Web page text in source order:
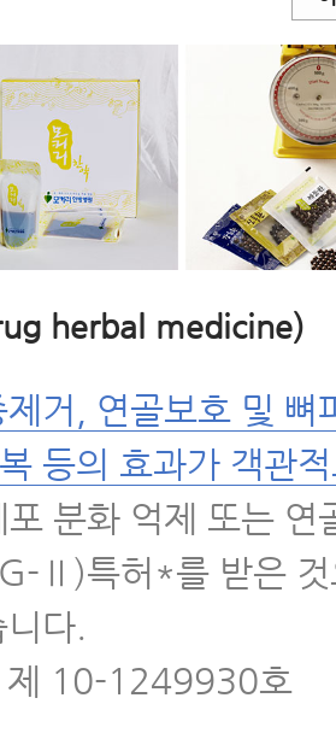
herbal medicine)
거, 연골보호 및 뼈
등의 효과가 객관
분화 억제 또는 연
Ⅱ)특허*를 받은 것
다.
제 10-1249930호